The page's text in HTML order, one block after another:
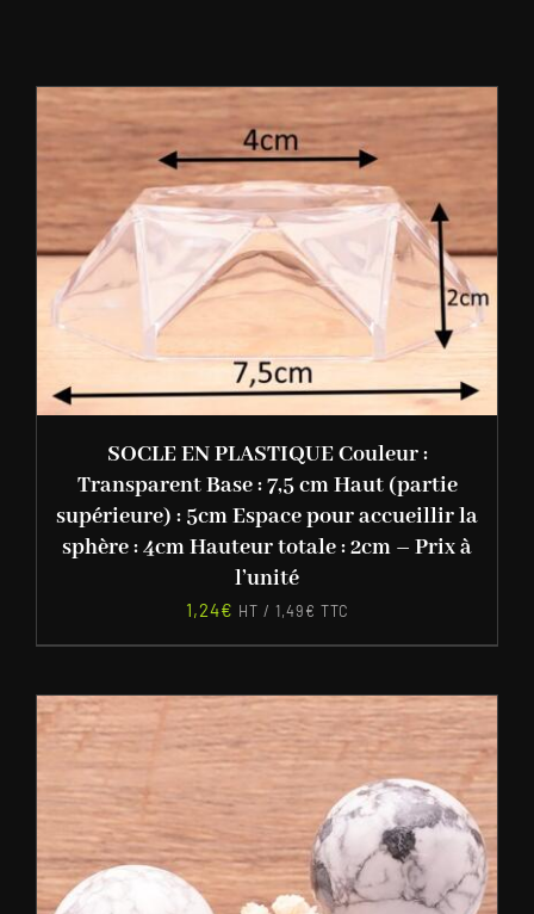
SOCLE EN PLASTIQUE Couleur :
Transparent Base : 7,5 cm Haut (partie
supérieure) : 5cm Espace pour accueillir la
sphère : 4cm Hauteur totale : 2cm – Prix à
l’unité
1,24€ HT / 1,49€ TTC